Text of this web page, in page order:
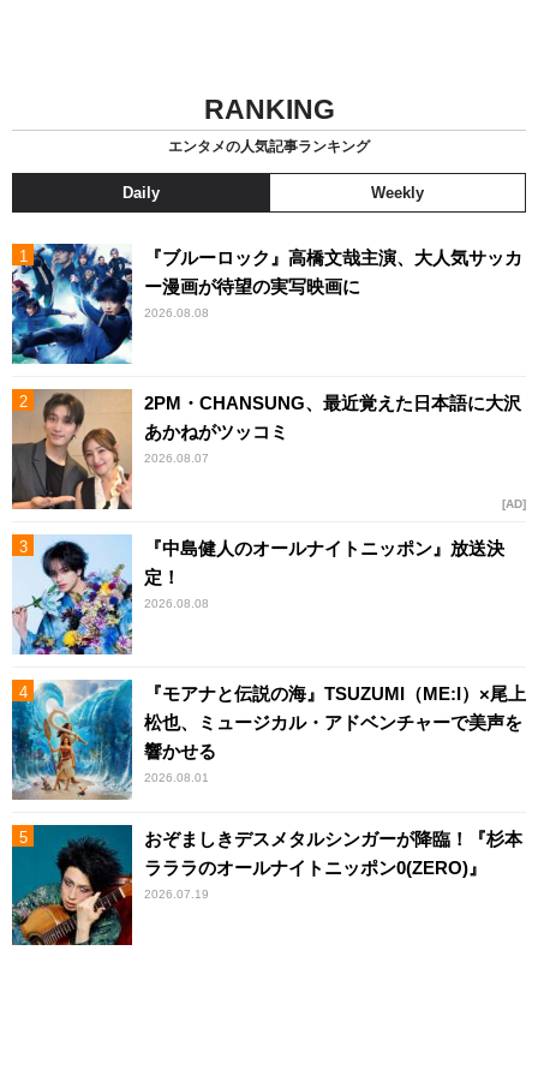
RANKING
エンタメの人気記事ランキング
Daily Weekly
『ブルーロック』高橋文哉主演、大人気サッカ
ー漫画が待望の実写映画に
2026.08.08
2PM・CHANSUNG、最近覚えた日本語に大沢
あかねがツッコミ
2026.08.07
AD
『中島健人のオールナイトニッポン』放送決
定！
2026.08.08
『モアナと伝説の海』TSUZUMI（ME:I）×尾上
松也、ミュージカル・アドベンチャーで美声を
響かせる
2026.08.01
おぞましきデスメタルシンガーが降臨！『杉本
ラララのオールナイトニッポン0(ZERO)』
2026.07.19